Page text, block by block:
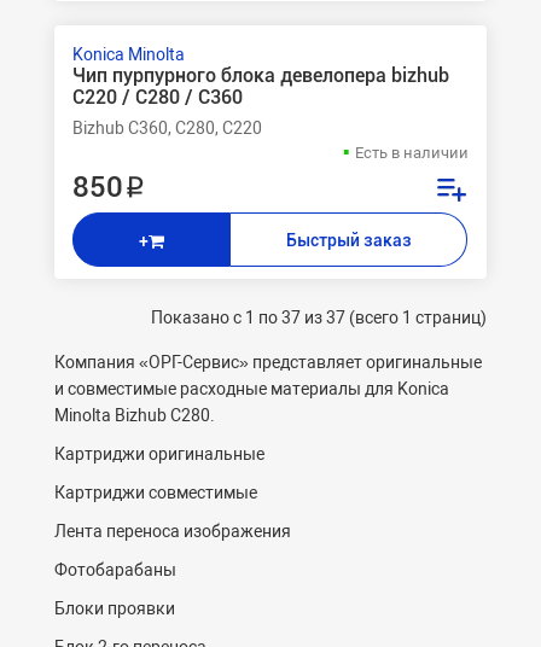
Konica Minolta
Чип пурпурного блока девелопера bizhub
C220 / C280 / C360
Bizhub C360, C280, C220
Есть в наличии
850 ₽
+ Быстрый заказ
Показано с 1 по 37 из 37 (всего 1 страниц)
Компания «ОРГ-Cервис» представляет оригинальные
и совместимые расходные материалы для Konica
Minolta Bizhub C280.
Картриджи оригинальные
Картриджи совместимые
Лента переноса изображения
Фотобарабаны
Блоки проявки